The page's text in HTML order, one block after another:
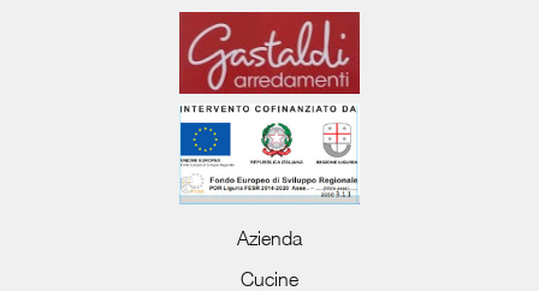
Azienda
Cucine